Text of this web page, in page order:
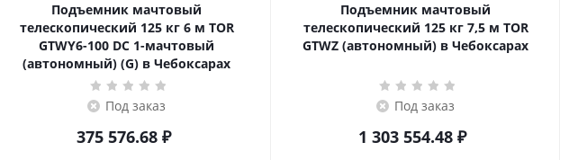
Подъемник мачтовый
телескопический 125 кг 6 м TOR
GTWY6-100 DC 1-мачтовый
(автономный) (G) в Чебоксарах
Под заказ
375 576.68₽
Подъемник мачтовый
телескопический 125 кг 7,5 м TOR
GTWZ (автономный) в Чебоксарах
Под заказ
1 303 554.48 ₽